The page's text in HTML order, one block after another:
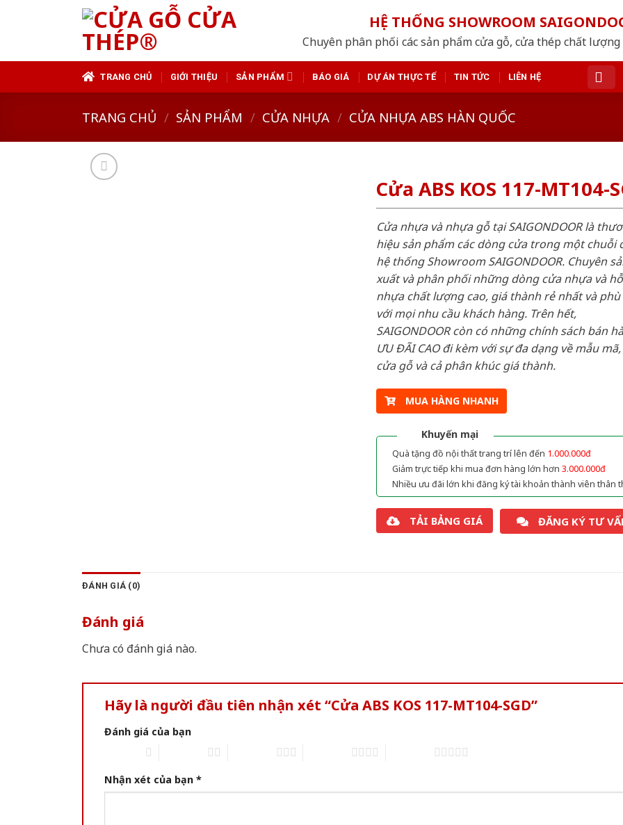
HỆ THỐNG SHOWROOM
Chuyên phân phối các sản phẩm cửa gỗ, cửa thép chất
TRANG CHỦ GIỚI THIỆU SẢN PHẨM BÁO GIÁ DỰ ÁN THỰC TẾ TIN TỨC LIÊN HỆ
TRANG CHỦ / SẢN PHẨM / CỬA NHỰA / CỬA NHỰA ABS HÀN QUỐC
Cửa ABS KOS 117-MT104-
Cửa nhựa và nhựa gỗ tại SAIGONDOOR là
hiệu sản phẩm các dòng cửa trong một chuỗi
hệ thống Showroom SAIGONDOOR. Chuyên
xuất và phân phối những dòng cửa nhựa và
nhựa chất lượng cao, giá thành rẻ nhất và
với mọi nhu cầu khách hàng. Trên hết,
SAIGONDOOR còn có những chính sách bán
ƯU ĐÃI CAO đi kèm với sự đa dạng về mẫu
cửa gỗ và cả phân khúc giá thành.
MUA HÀNG NHANH
Khuyến mại
Quà tặng đồ nội thất trang trí lên đến 1.000.000đ
Giảm trực tiếp khi mua đơn hàng lớn hơn 3.000.000đ
Nhiều ưu đãi lớn khi đăng ký tài khoản thành viên thân
TẢI BẢNG GIÁ ĐĂNG KÝ TƯ
ĐÁNH GIÁ (0)
Đánh giá
Chưa có đánh giá nào.
Hãy là người đầu tiên nhận xét “Cửa ABS KOS 117-MT104-SGD”
Đánh giá của bạn
Nhận xét của bạn *